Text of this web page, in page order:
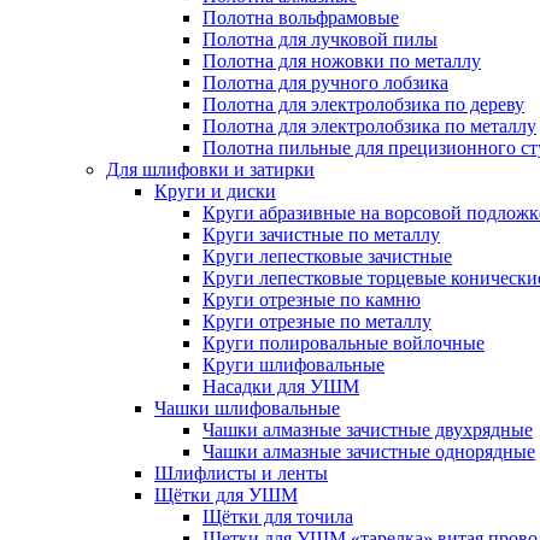
Полотна вольфрамовые
Полотна для лучковой пилы
Полотна для ножовки по металлу
Полотна для ручного лобзика
Полотна для электролобзика по дереву
Полотна для электролобзика по металлу
Полотна пильные для прецизионного
Для шлифовки и затирки
Круги и диски
Круги абразивные на ворсовой
Круги зачистные по металлу
Круги лепестковые зачистные
Круги лепестковые торцевые
Круги отрезные по камню
Круги отрезные по металлу
Круги полировальные войлочные
Круги шлифовальные
Насадки для УШМ
Чашки шлифовальные
Чашки алмазные зачистные двухрядные
Чашки алмазные зачистные однорядные
Шлифлисты и ленты
Щётки для УШМ
Щётки для точила